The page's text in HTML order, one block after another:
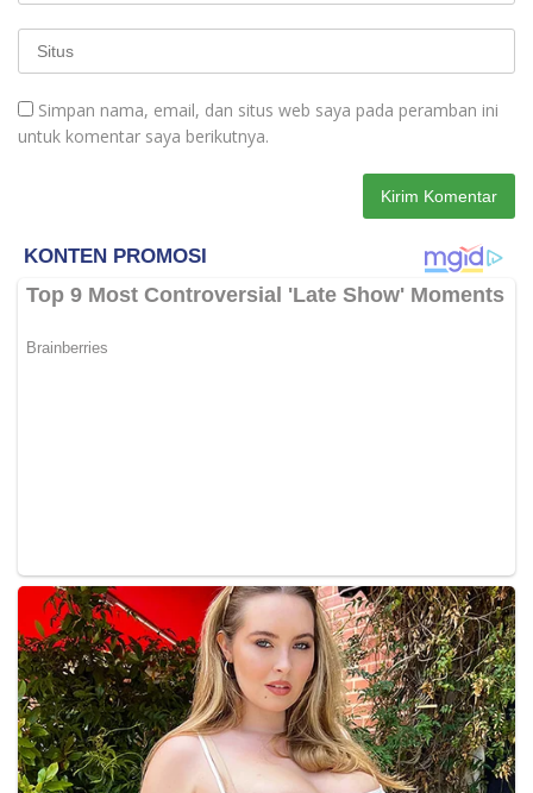
Simpan nama, email, dan situs web saya pada peramban ini
untuk komentar saya berikutnya.